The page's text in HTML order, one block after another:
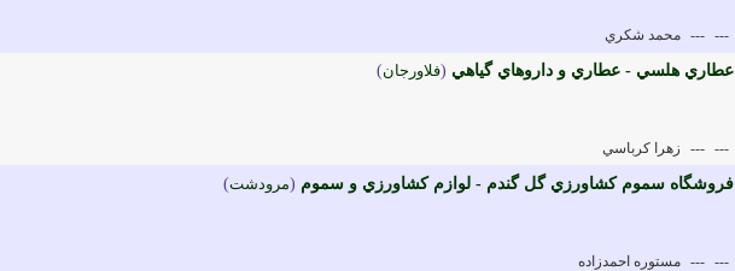
---
--- محمد شکري
عطاري هلسي - عطاري و داروهاي گياهي (فلاورجان)
---
--- زهرا کرباسي
فروشگاه سموم کشاورزي گل گندم - لوازم کشاورزي و سموم (مرودشت)
---
--- مستوره احمدزاده